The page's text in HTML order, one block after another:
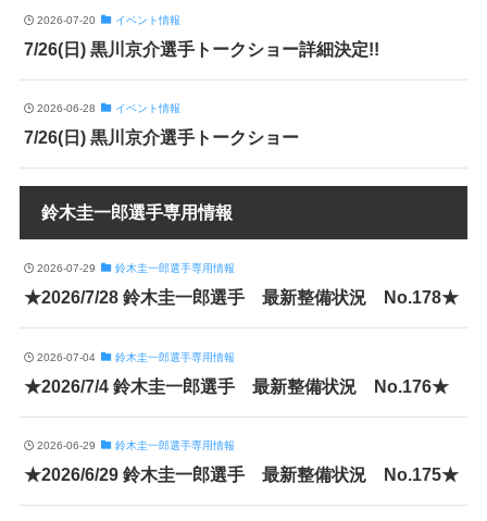
2026-07-20 イベント情報
7/26(日) 黒川京介選手トークショー詳細決定!!
2026-06-28 イベント情報
7/26(日) 黒川京介選手トークショー
鈴木圭一郎選手専用情報
2026-07-29 鈴木圭一郎選手専用情報
★2026/7/28 鈴木圭一郎選手 最新整備状況 No.178★
2026-07-04 鈴木圭一郎選手専用情報
★2026/7/4 鈴木圭一郎選手 最新整備状況 No.176★
2026-06-29 鈴木圭一郎選手専用情報
★2026/6/29 鈴木圭一郎選手 最新整備状況 No.175★